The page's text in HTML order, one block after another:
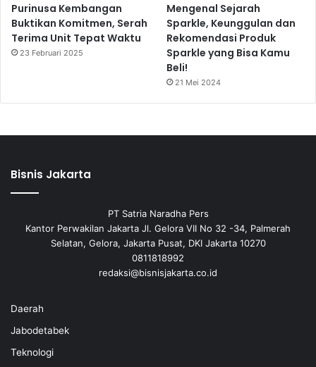
Purinusa Kembangan
Buktikan Komitmen, Serah
Terima Unit Tepat Waktu
23 Februari 2025
Mengenal Sejarah
Sparkle, Keunggulan dan
Rekomendasi Produk
Sparkle yang Bisa Kamu
Beli!
21 Mei 2024
Bisnis Jakarta
PT Satria Naradha Pers
Kantor Perwakilan Jakarta Jl. Gelora VII No 32 -34, Palmerah
Selatan, Gelora, Jakarta Pusat, DKI Jakarta 10270
0811818992
redaksi@bisnisjakarta.co.id
Daerah
Jabodetabek
Teknologi